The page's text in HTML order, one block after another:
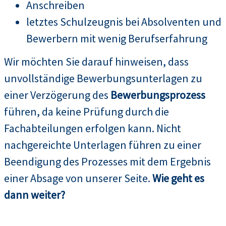
Anschreiben
letztes Schulzeugnis bei Absolventen und
Bewerbern mit wenig Berufserfahrung
Wir möchten Sie darauf hinweisen, dass
unvollständige Bewerbungsunterlagen zu
einer Verzögerung des Bewerbungsprozess
führen, da keine Prüfung durch die
Fachabteilungen erfolgen kann. Nicht
nachgereichte Unterlagen führen zu einer
Beendigung des Prozesses mit dem Ergebnis
einer Absage von unserer Seite.Wie geht es
dann weiter?